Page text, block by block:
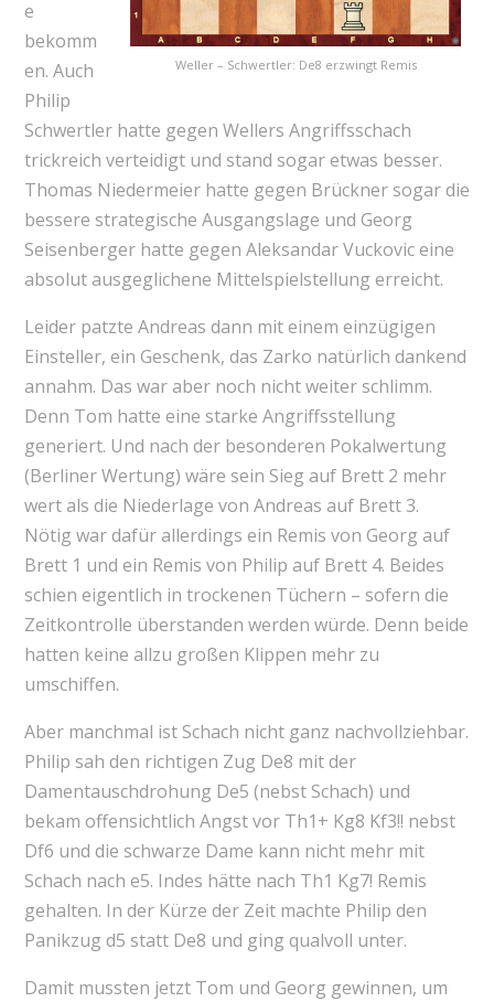
Weller – Schwertler: De8 erzwingt Remis
e
bekomm
en. Auch
Philip
Schwertler hatte gegen Wellers Angriffsschach
trickreich verteidigt und stand sogar etwas besser.
Thomas Niedermeier hatte gegen Brückner sogar die
bessere strategische Ausgangslage und Georg
Seisenberger hatte gegen Aleksandar Vuckovic eine
absolut ausgeglichene Mittelspielstellung erreicht.
Leider patzte Andreas dann mit einem einzügigen
Einsteller, ein Geschenk, das Zarko natürlich dankend
annahm. Das war aber noch nicht weiter schlimm.
Denn Tom hatte eine starke Angriffsstellung
generiert. Und nach der besonderen Pokalwertung
(Berliner Wertung) wäre sein Sieg auf Brett 2 mehr
wert als die Niederlage von Andreas auf Brett 3.
Nötig war dafür allerdings ein Remis von Georg auf
Brett 1 und ein Remis von Philip auf Brett 4. Beides
schien eigentlich in trockenen Tüchern – sofern die
Zeitkontrolle überstanden werden würde. Denn beide
hatten keine allzu großen Klippen mehr zu
umschiffen.
Aber manchmal ist Schach nicht ganz nachvollziehbar.
Philip sah den richtigen Zug De8 mit der
Damentauschdrohung De5 (nebst Schach) und
bekam offensichtlich Angst vor Th1+ Kg8 Kf3!! nebst
Df6 und die schwarze Dame kann nicht mehr mit
Schach nach e5. Indes hätte nach Th1 Kg7! Remis
gehalten. In der Kürze der Zeit machte Philip den
Panikzug d5 statt De8 und ging qualvoll unter.
Damit mussten jetzt Tom und Georg gewinnen, um